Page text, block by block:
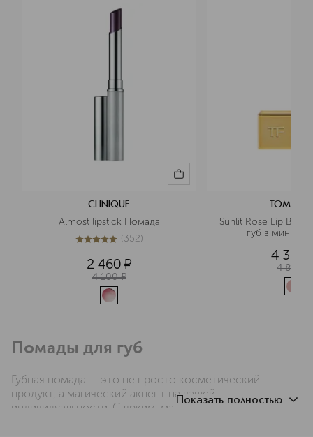
CLINIQUE
Almost lipstick Помада
4.9из5352 (352)
2 460 ¤
4 100 ¤
TOM
Sunlit Rose Lip Balm
губ в мини-
4 365
4 850
Помады для губ
Губная помада — это не просто косметический
продукт, а магический акцент на вашей
индивидуальности. С ярким, матовым или сияющим
Показать полностью